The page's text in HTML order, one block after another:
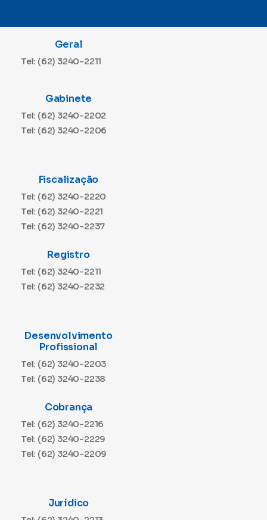
Geral
Tel: (62) 3240-2211
Gabinete
Tel: (62) 3240-2202
Tel: (62) 3240-2206
Fiscalização
Tel: (62) 3240-2220
Tel: (62) 3240-2221
Tel: (62) 3240-2237
Registro
Tel: (62) 3240-2211
Tel: (62) 3240-2232
Desenvolvimento
Profissional
Tel: (62) 3240-2203
Tel: (62) 3240-2238
Cobrança
Tel: (62) 3240-2216
Tel: (62) 3240-2229
Tel: (62) 3240-2209
Jurídico